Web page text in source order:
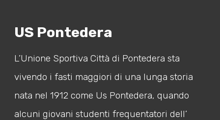
US Pontedera
L’Unione Sportiva Città di Pontedera sta
vivendo i fasti maggiori di una lunga storia
nata nel 1912 come Us Pontedera, quando
alcuni giovani studenti frequentatori dell’